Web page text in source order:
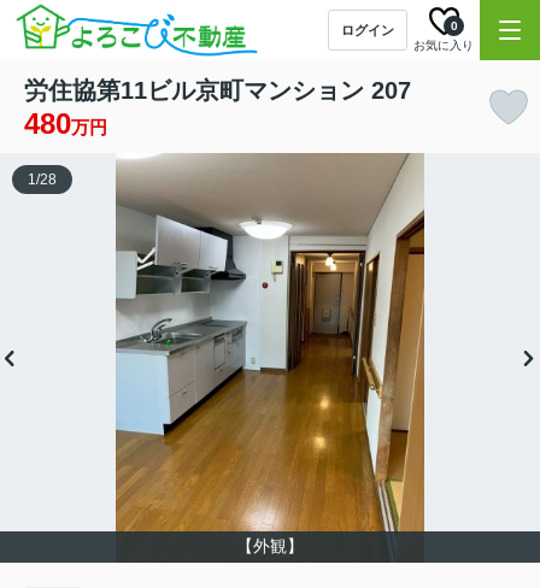
ログイン
お気に入り
0
労住協第11ビル京町マンション 207
480万円
【外観】
1/28